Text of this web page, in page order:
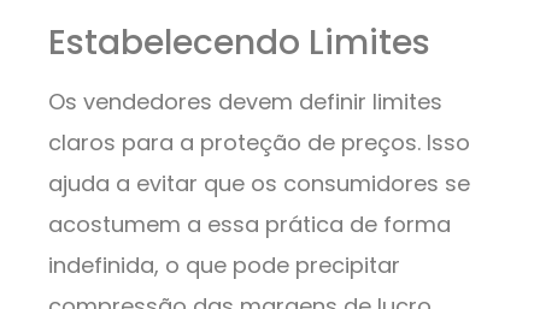
Estabelecendo Limites
Os vendedores devem definir limites
claros para a proteção de preços. Isso
ajuda a evitar que os consumidores se
acostumem a essa prática de forma
indefinida, o que pode precipitar